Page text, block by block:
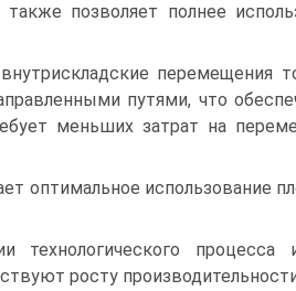
позволяет полнее
перемещения
путями, что
меньших затрат на
оптимальное использование
процесса
росту